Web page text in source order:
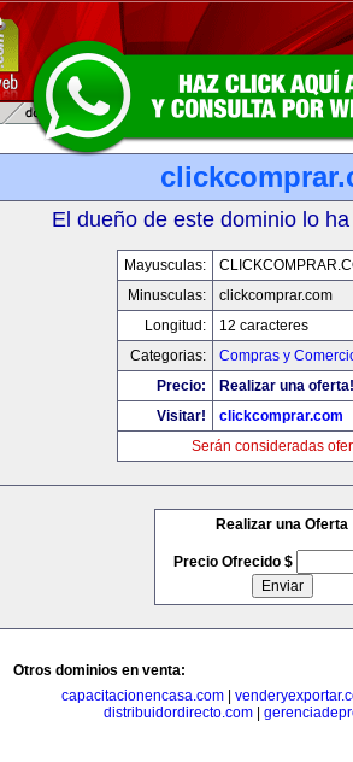
El dueño de este dominio lo
Mayusculas:
Minusculas:
clickcomprar.com
Longitud:
12 caracteres
Categorias:
Compras y
Precio:
Realizar una oferta!
Visitar!
clickcomprar.com
Serán consideradas
Realizar una Oferta
Precio Ofrecido $
Otros dominios en venta:
capacitacionencasa.com|
distribuidordirecto.com